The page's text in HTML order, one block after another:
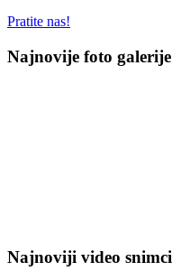
Pratite nas!
Najnovije foto galerije
Najnoviji video snimci